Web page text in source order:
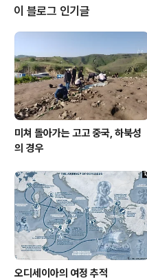
는 유콘 광부들 Yukon gold miners 이
세는 대략 3만 살, 영구동토층
내리면서 기적처럼 발견됐다. 북아메리
드러난 온전한 매머드다. 국립 원주
genous People's..
이 블로그 인기글
미쳐 돌아가는 고고 중국, 하북성
의 경우
오디세이아의 여정 추적